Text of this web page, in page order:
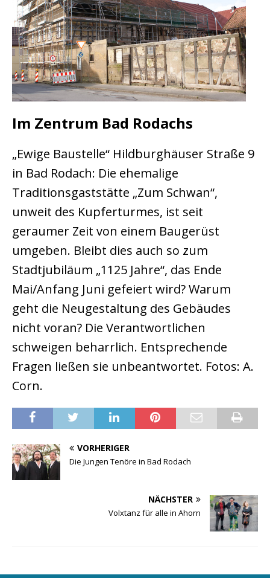
Im Zentrum Bad Rodachs
„Ewige Baustelle“ Hildburghäuser Straße 9
in Bad Rodach: Die ehemalige
Traditionsgaststätte „Zum Schwan“,
unweit des Kupferturmes, ist seit
geraumer Zeit von einem Baugerüst
umgeben. Bleibt dies auch so zum
Stadtjubiläum „1125 Jahre“, das Ende
Mai/Anfang Juni gefeiert wird? Warum
geht die Neugestaltung des Gebäudes
nicht voran? Die Verantwortlichen
schweigen beharrlich. Entsprechende
Fragen ließen sie unbeantwortet. Fotos: A.
Corn.
VORHERIGER
Die Jungen Tenöre in Bad Rodach
NÄCHSTER
Volxtanz für alle in Ahorn